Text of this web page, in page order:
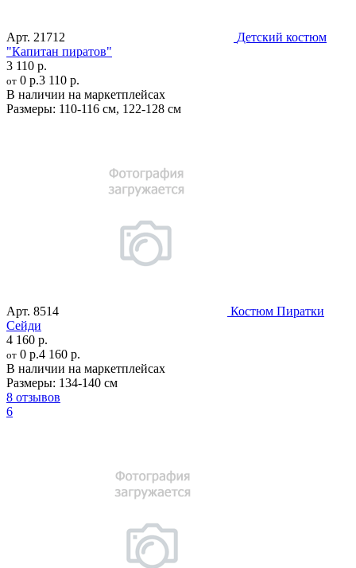
Арт. 21712
Детский костюм
"Капитан пиратов"
3 110 р.
от 0 р.3 110 р.
В наличии на маркетплейсах
Размеры: 110-116 см, 122-128 см
Арт. 8514
Костюм Пиратки
Сейди
4 160 р.
от 0 р.4 160 р.
В наличии на маркетплейсах
Размеры: 134-140 см
8 отзывов
6